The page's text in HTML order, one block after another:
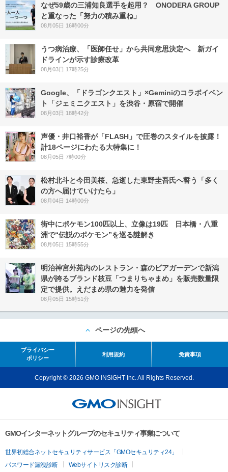
なぜ59歳の三浦知良選手を起用？ ONODERA GROUP
と重なった「努力の積み重ね」
08月05日 16時00分
うつ病治療、「医師任せ」から共同意思決定へ 新ガイ
ドラインが示す診療改革
08月03日 17時25分
Google、「ドラゴンクエスト」×Geminiのコラボイベン
ト「ジェミニクエスト」を渋谷・原宿で開催
08月03日 18時42分
声優・井口裕香が「FLASH」で圧巻のスタイルを披露！
計18ページにわたる大特集に！
08月05日 7時00分
松村北斗と今田美桜、急逝した東野圭吾氏へ誓う「多く
の方へ届けていけたら」
08月04日 14時00分
街中にポケモン100匹以上、立像は19匹 日本橋・八重
洲で“伝説のポケモン”を巡る謎解き
08月05日 15時55分
明治神宮外苑内のレストラン・森のビアガーデンで新潟
県が誇るブランド枝豆「つまりちゃまめ」を販売数量限
定で提供。えだまめ県の魅力を発信
08月05日 15時51分
ページの先頭へ
プライバシー
ポリシー
利用規約 免責事項
Copyright © 2026 GMO INSIGHT Inc. All Rights Reserved.
GMOインターネットグループのセキュリティ事業について
世界初総合ネットセキュリティサービス「GMOセキュリティ24」
パスワード漏洩診断
Webサイトリスク診断